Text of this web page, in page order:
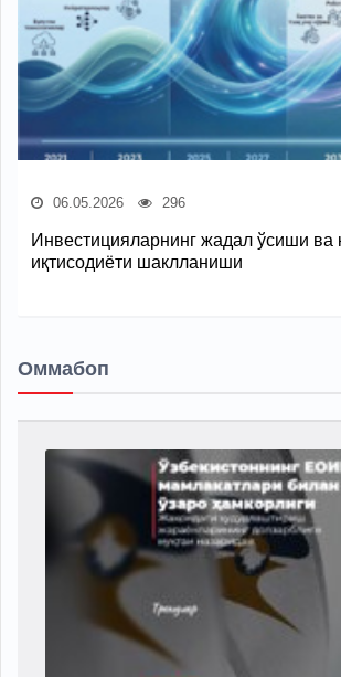
06.05.2026 296
Инвестицияларнинг жадал ўсиши ва
иқтисодиёти шаклланиши
Оммабоп